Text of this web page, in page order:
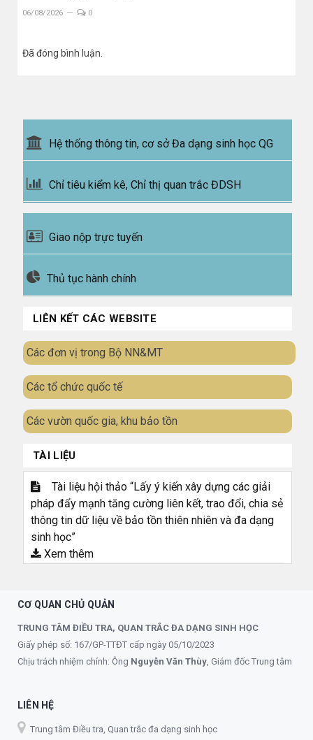
06/08/2026 0
Đã đóng bình luận.
Hệ thống thông tin, cơ sở Đa dạng sinh học QG
Chỉ tiêu kiểm kê, Chỉ thị quan trắc ĐDSH
Giao nộp trực tuyến
Thủ tục hành chính
LIÊN KẾT CÁC WEBSITE
Các đơn vị trong Bộ NN&MT
Các tổ chức quốc tế
Các vườn quốc gia, khu bảo tồn
TÀI LIỆU
Tài liệu hội thảo “Lấy ý kiến xây dựng các giải
pháp đẩy mạnh tăng cường liên kết, trao đổi, chia sẻ
thông tin dữ liệu về bảo tồn thiên nhiên và đa dạng
sinh học”
Xem thêm
CƠ QUAN CHỦ QUẢN
TRUNG TÂM ĐIỀU TRA, QUAN TRẮC ĐA DẠNG SINH HỌC
Giấy phép số: 167/GP-TTĐT cấp ngày 05/10/2023
Chịu trách nhiệm chính: Ông Nguyễn Văn Thùy , Giám đốc Trung tâm
LIÊN HỆ
Trung tâm Điều tra, Quan trắc đa dạng sinh học